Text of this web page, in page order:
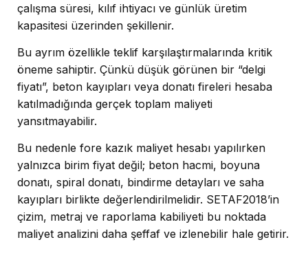
çalışma süresi, kılıf ihtiyacı ve günlük üretim
kapasitesi üzerinden şekillenir.
Bu ayrım özellikle teklif karşılaştırmalarında kritik
öneme sahiptir. Çünkü düşük görünen bir “delgi
fiyatı”, beton kayıpları veya donatı fireleri hesaba
katılmadığında gerçek toplam maliyeti
yansıtmayabilir.
Bu nedenle fore kazık maliyet hesabı yapılırken
yalnızca birim fiyat değil; beton hacmi, boyuna
donatı, spiral donatı, bindirme detayları ve saha
kayıpları birlikte değerlendirilmelidir. SETAF2018’in
çizim, metraj ve raporlama kabiliyeti bu noktada
maliyet analizini daha şeffaf ve izlenebilir hale getirir.